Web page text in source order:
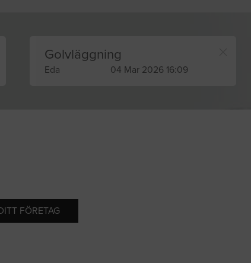
Golvläggning
Eda 04 Mar 2026 16:09
FÖRETAG